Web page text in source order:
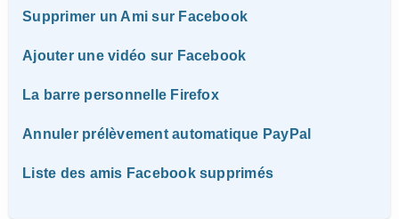
Supprimer un Ami sur Facebook
Ajouter une vidéo sur Facebook
La barre personnelle Firefox
Annuler prélèvement automatique PayPal
Liste des amis Facebook supprimés